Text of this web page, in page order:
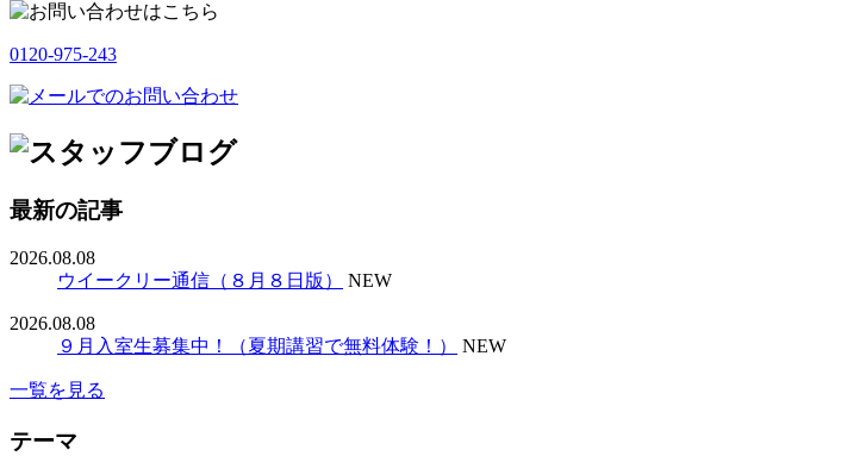
0120-975-243
最新の記事
2026.08.08
ウイークリー通信（８月８日版）
NEW
2026.08.08
９月入室生募集中！（夏期講習で無料体験！）
NEW
一覧を見る
テーマ